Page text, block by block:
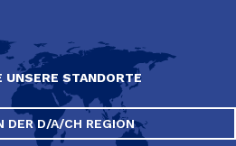
UNSERE STANDORTE
DER D/A/CH REGION